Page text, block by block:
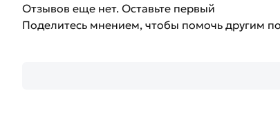
Отзывов еще нет. Оставьте первый
Поделитесь мнением, чтобы помочь другим